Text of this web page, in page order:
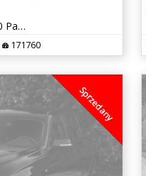
BMW 530i MPakiet Kamery 360 Panorama Asystenci Komforty Bezwypadkowa
171760
Sprzedany